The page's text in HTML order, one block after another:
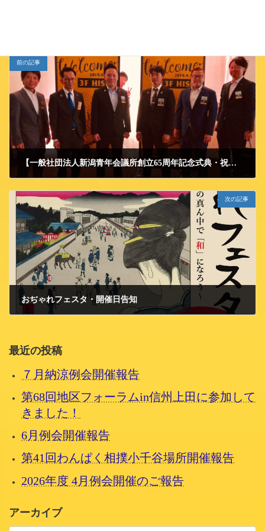
前の記事
【一般社団法人新潟青年会議所創立65周年記念式典・祝賀会】
次の記事
おぢゃれフェスタ・開催日告知
最近の投稿
７月納涼例会開催報告
第68回地区フォーラムin信州上田に参加して
きました！
6月例会開催報告
第41回わんぱく相撲小千谷場所開催報告
2026年度 4月例会開催のご報告
アーカイブ